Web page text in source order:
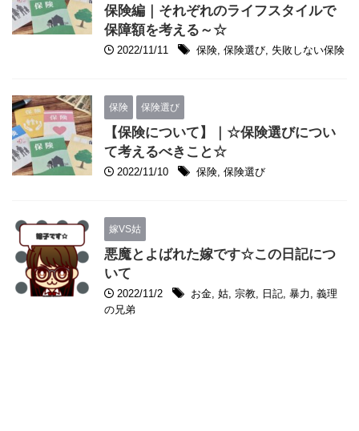
保険編｜それぞれのライフスタイルで
保障額を考える～☆
2022/11/11 保険, 保険選び, 失敗しない保険
保険 保険選び
【保険について】｜☆保険選びについ
て考えるべきこと☆
2022/11/10 保険, 保険選び
嫁VS姑
悪魔とよばれた嫁です☆この日記につ
いて
2022/11/2 お金, 姑, 宗教, 日記, 暴力 , 義理
の兄弟